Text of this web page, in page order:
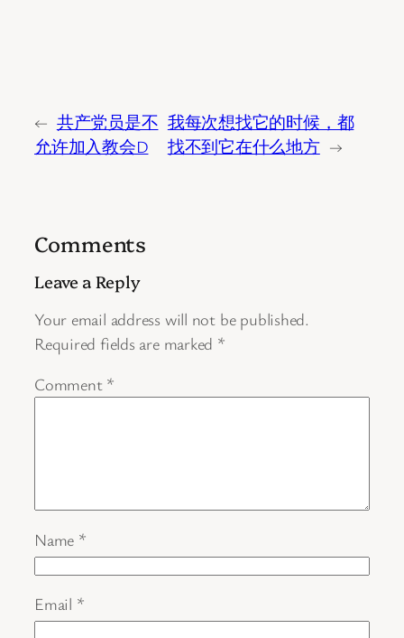
← 共产党员是不
允许加入教会D
我每次想找它的时候，都
找不到它在什么地方 →
Comments
Leave a Reply
Your email address will not be published.
Required fields are marked *
Comment *
Name *
Email *